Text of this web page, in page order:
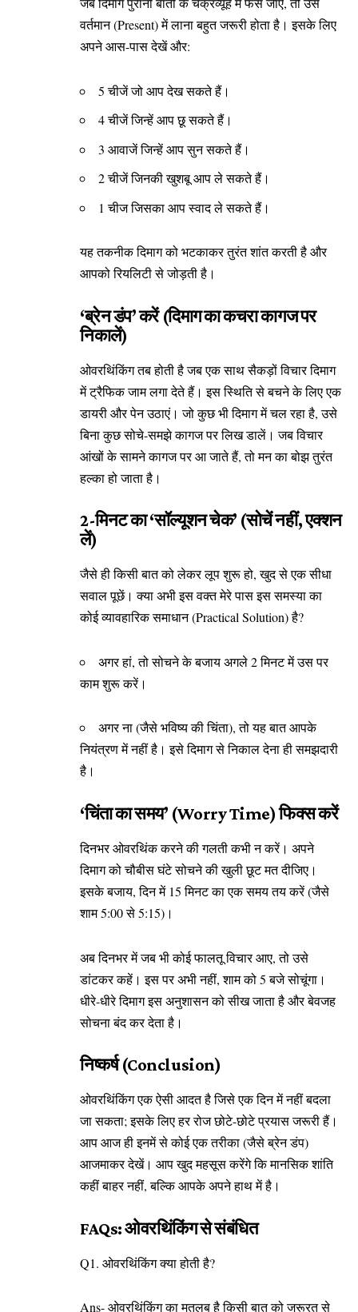
वर्तमान (Present) में लाना बहुत जरूरी होता है। इसके लिए
अपने आस-पास देखें और:
5 चीजें जो आप देख सकते हैं।
4 चीजें जिन्हें आप छू सकते हैं।
3 आवाजें जिन्हें आप सुन सकते हैं।
2 चीजें जिनकी खुशबू आप ले सकते हैं।
1 चीज जिसका आप स्वाद ले सकते हैं।
यह तकनीक दिमाग को भटकाकर तुरंत शांत करती है और
आपको रियलिटी से जोड़ती है।
‘ब्रेन डंप’ करें (दिमाग का कचरा कागज पर
निकालें)
ओवरथिंकिंग तब होती है जब एक साथ सैकड़ों विचार दिमाग
में ट्रैफिक जाम लगा देते हैं। इस स्थिति से बचने के लिए एक
डायरी और पेन उठाएं। जो कुछ भी दिमाग में चल रहा है, उसे
बिना कुछ सोचे-समझे कागज पर लिख डालें। जब विचार
आंखों के सामने कागज पर आ जाते हैं, तो मन का बोझ तुरंत
हल्का हो जाता है।
2-मिनट का ‘सॉल्यूशन चेक’ (सोचें नहीं, एक्शन
लें)
जैसे ही किसी बात को लेकर लूप शुरू हो, खुद से एक सीधा
सवाल पूछें। क्या अभी इस वक्त मेरे पास इस समस्या का
कोई व्यावहारिक समाधान (Practical Solution) है?
अगर हां, तो सोचने के बजाय अगले 2 मिनट में उस पर
काम शुरू करें।
अगर ना (जैसे भविष्य की चिंता), तो यह बात आपके
नियंत्रण में नहीं है। इसे दिमाग से निकाल देना ही समझदारी
है।
‘चिंता का समय’ (Worry Time) फिक्स करें
दिनभर ओवरथिंक करने की गलती कभी न करें। अपने
दिमाग को चौबीस घंटे सोचने की खुली छूट मत दीजिए।
इसके बजाय, दिन में 15 मिनट का एक समय तय करें (जैसे
शाम 5:00 से 5:15)।
अब दिनभर में जब भी कोई फालतू विचार आए, तो उसे
डांटकर कहें। इस पर अभी नहीं, शाम को 5 बजे सोचूंगा।
धीरे-धीरे दिमाग इस अनुशासन को सीख जाता है और बेवजह
सोचना बंद कर देता है।
निष्कर्ष (Conclusion)
ओवरथिंकिंग एक ऐसी आदत है जिसे एक दिन में नहीं बदला
जा सकता; इसके लिए हर रोज छोटे-छोटे प्रयास जरूरी हैं।
आप आज ही इनमें से कोई एक तरीका (जैसे ब्रेन डंप)
आजमाकर देखें। आप खुद महसूस करेंगे कि मानसिक शांति
कहीं बाहर नहीं, बल्कि आपके अपने हाथ में है।
FAQs: ओवरथिंकिंग से संबंधित
Q1. ओवरथिंकिंग क्या होती है?
Ans- ओवरथिंकिंग का मतलब है किसी बात को जरूरत से